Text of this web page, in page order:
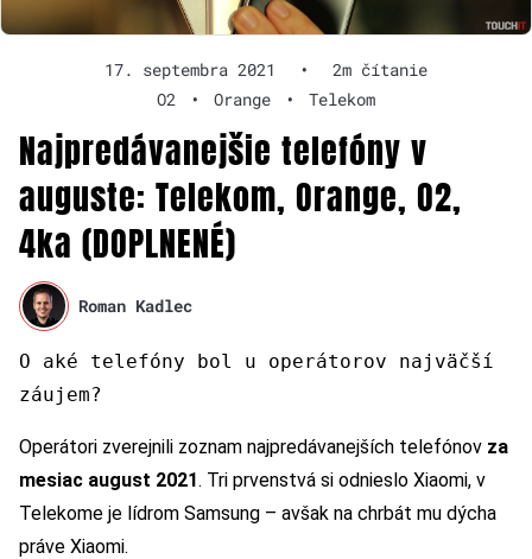
17. septembra 2021 •
2m čítanie
O2
• Orange • Telekom
Najpredávanejšie telefóny v
auguste: Telekom, Orange, O2,
4ka (DOPLNENÉ)
Roman Kadlec
O aké telefóny bol u operátorov najväčší
záujem?
Operátori zverejnili zoznam najpredávanejších telefónov za
mesiac august 2021. Tri prvenstvá si odnieslo Xiaomi, v
Telekome je lídrom Samsung – avšak na chrbát mu dýcha
práve Xiaomi.